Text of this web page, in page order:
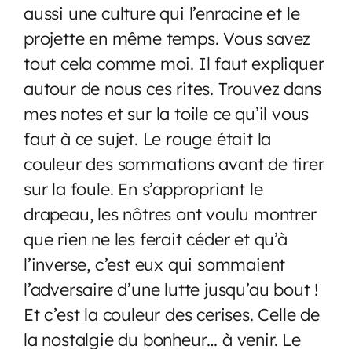
aussi une culture qui l’enracine et le
projette en même temps. Vous savez
tout cela comme moi. Il faut expliquer
autour de nous ces rites. Trouvez dans
mes notes et sur la toile ce qu’il vous
faut à ce sujet. Le rouge était la
couleur des sommations avant de tirer
sur la foule. En s’appropriant le
drapeau, les nôtres ont voulu montrer
que rien ne les ferait céder et qu’à
l’inverse, c’est eux qui sommaient
l’adversaire d’une lutte jusqu’au bout !
Et c’est la couleur des cerises. Celle de
la nostalgie du bonheur… à venir. Le